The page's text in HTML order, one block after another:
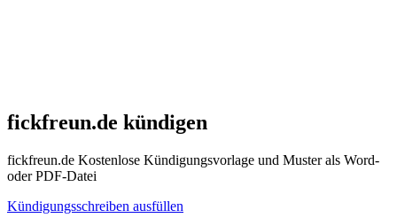
fickfreun.de kündigen
fickfreun.de Kostenlose Kündigungsvorlage und Muster als Word-
oder PDF-Datei
Kündigungsschreiben ausfüllen